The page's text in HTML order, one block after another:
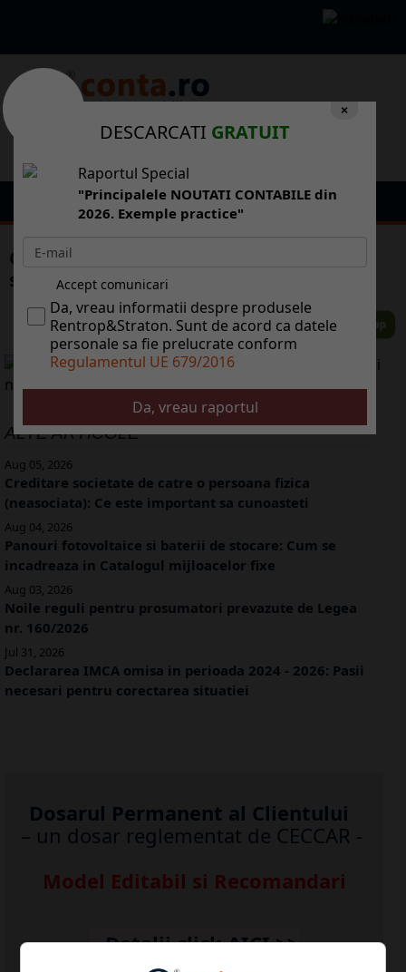
Centrul Medical Unirea va fuziona cu
spitalul i clinicile Euroclinic
ALTE ARTICOLE
Aug 05, 2026
Creditare societate de catre o persoana fizica
(neasociata): Ce este important sa cunoasteti
Aug 04, 2026
Panouri fotovoltaice si baterii de stocare: Cum se
incadreaza in Catalogul mijloacelor fixe
Aug 03, 2026
Noile reguli pentru prosumatori prevazute de Legea
nr. 160/2026
Jul 31, 2026
Declararea IMCA omisa in perioada 2024 - 2026: Pasii
necesari pentru corectarea situatiei
Dosarul Permanent al Clientului
– un dosar reglementat de CECCAR -
Model Editabil si Recomandari
...Detalii clickAICI>>
×
DESCARCATI GRATUIT
Raportul Special
"Principalele NOUTATI CONTABILE din
2026. Exemple practice"
Accept comunicari
Da, vreau informatii despre produsele
Rentrop&Straton. Sunt de acord ca datele
personale sa fie prelucrate conform
Regulamentul UE 679/2016